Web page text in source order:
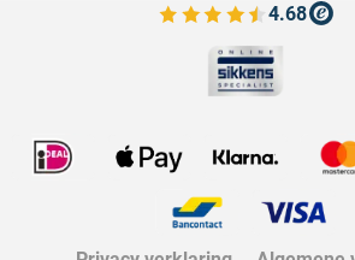
4.68
Bekijk de verfplaza